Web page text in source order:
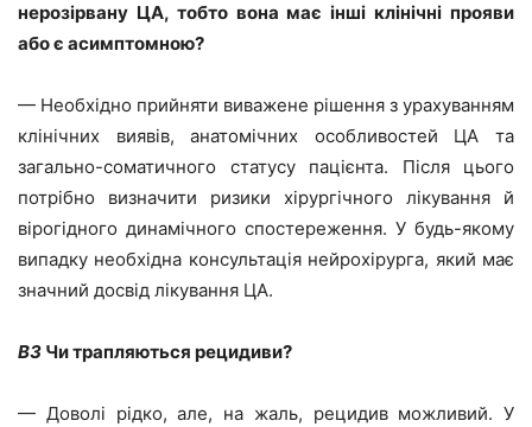
нерозірвану ЦА, тобто вона має інші клінічні прояви
або є асимптомною?
— Необхідно прийняти виважене рішення з урахуванням
клінічних виявів, анатомічних особливостей ЦА та
загально-соматичного статусу пацієнта. Після цього
потрібно визначити ризики хірургічного лікування й
вірогідного динамічного спостереження. У будь-якому
випадку необхідна консультація нейрохірурга, який має
значний досвід лікування ЦА.
ВЗ Чи трапляються рецидиви?
— Доволі рідко, але, на жаль, рецидив можливий. У